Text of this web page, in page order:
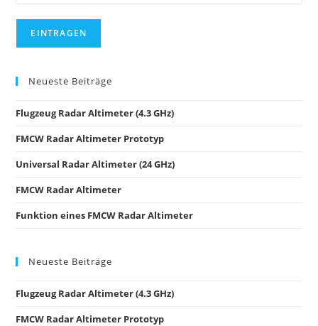
Neueste Beiträge
Flugzeug Radar Altimeter (4.3 GHz)
FMCW Radar Altimeter Prototyp
Universal Radar Altimeter (24 GHz)
FMCW Radar Altimeter
Funktion eines FMCW Radar Altimeter
Neueste Beiträge
Flugzeug Radar Altimeter (4.3 GHz)
FMCW Radar Altimeter Prototyp